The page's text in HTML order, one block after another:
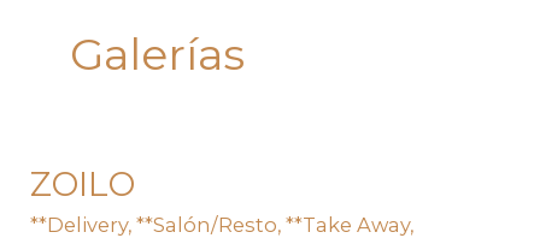
Galerías
ZOILO
**Delivery,**Salón/Resto,**Take Away,
ZOILO